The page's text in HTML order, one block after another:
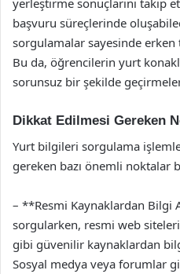
yerleştirme sonuçlarını takip
başvuru süreçlerinde
sorgulamalar sayesinde
Bu da, öğrencilerin yurt
sorunsuz bir şekilde
Dikkat Edilmesi Gereken
Yurt bilgileri sorgulama
gereken bazı önemli noktalar
– **Resmi Kaynaklardan Bilgi
sorgularken, resmi web
gibi güvenilir kaynaklardan
Sosyal medya veya forumlar